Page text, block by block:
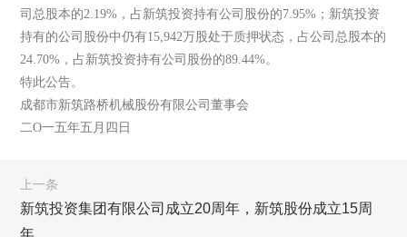
司总股本的2.19%，占新筑投资持有公司股份的7.95%；新筑投资
持有的公司股份中仍有15,942万股处于质押状态，占公司总股本的
24.70%，占新筑投资持有公司股份的89.44%。
特此公告。
成都市新筑路桥机械股份有限公司董事会
二O一五年五月四日
上一条
新筑投资集团有限公司成立20周年，新筑股份成立15周
年